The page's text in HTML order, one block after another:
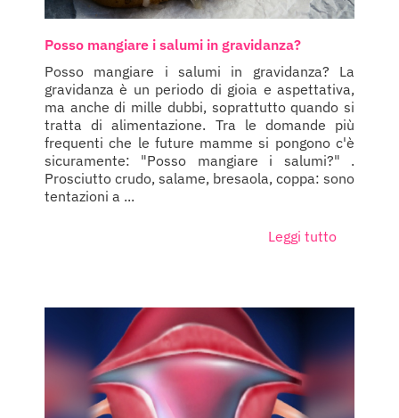
Posso mangiare i salumi in gravidanza?
Posso mangiare i salumi in gravidanza? La
gravidanza è un periodo di gioia e aspettativa,
ma anche di mille dubbi, soprattutto quando si
tratta di alimentazione. Tra le domande più
frequenti che le future mamme si pongono c'è
sicuramente: "Posso mangiare i salumi?" .
Prosciutto crudo, salame, bresaola, coppa: sono
tentazioni a ...
Leggi tutto